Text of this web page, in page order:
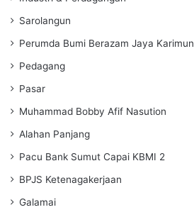
Sarolangun
Perumda Bumi Berazam Jaya Karimun
Pedagang
Pasar
Muhammad Bobby Afif Nasution
Alahan Panjang
Pacu Bank Sumut Capai KBMI 2
BPJS Ketenagakerjaan
Galamai